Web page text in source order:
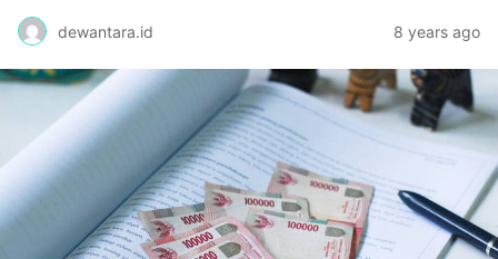
dewantara.id 8 years ago